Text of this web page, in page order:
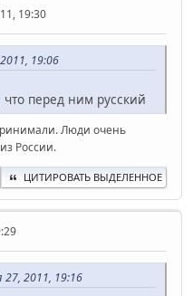
19:30
19:06
перед ним русский
Люди очень
России.
ЦИТИРОВАТЬ ВЫДЕЛЕННОЕ
2011, 19:16